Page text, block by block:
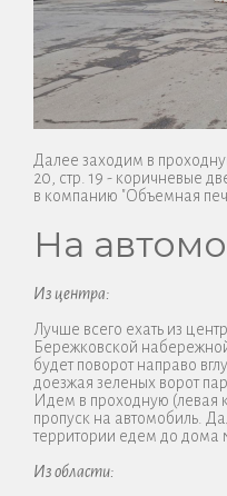
Далее заходим в
20, стр. 19 - коричневые
в компанию "Объемная
На
Из центра:
Лучше всего ехать из
Бережковской
будет поворот направо
доезжая зеленых ворот
Идем в проходную (левая
пропуск на автомобиль.
территории едем до дома
Из области: